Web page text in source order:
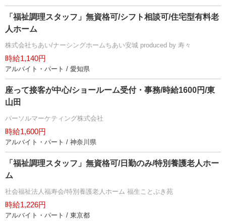
「福祉調理スタッフ」無資格可/シフト相談可/住宅型有料老
人ホーム
株式会社ちあい/ナーシングホームちあい安城 produced by 寿々
時給1,140円
アルバイト・パート / 愛知県
座って接客が中心/ショールーム受付・事務/時給1600円/東
山田
パーソルマーケティング株式会社
時給1,600円
アルバイト・パート / 神奈川県
「福祉調理スタッフ」無資格可/日勤のみ/特別養護老人ホー
ム
社会福祉法人福寿会/特別養護老人ホーム 福生ことぶき苑
時給1,226円
アルバイト・パート / 東京都